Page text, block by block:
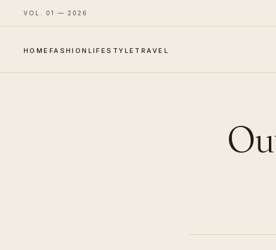
VOL. 01 — 2026
HOME FASHION LIFESTYLE TRAVEL